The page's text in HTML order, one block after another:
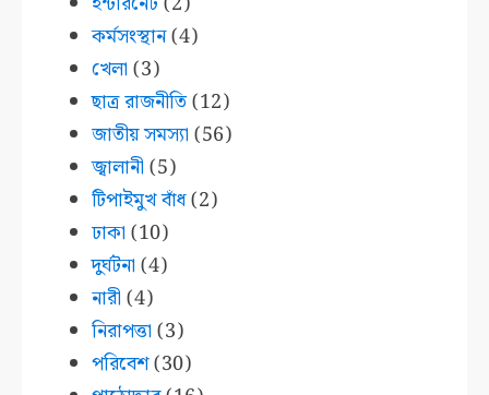
কর্মসংস্থান(4)
খেলা (3)
ছাত্র রাজনীতি(12)
জাতীয় সমস্যা (56)
জ্বালানী (5)
টিপাইমুখ বাঁধ(2)
ঢাকা (10)
দুর্ঘটনা (4)
নারী (4)
নিরাপত্তা (3)
পরিবেশ(30)